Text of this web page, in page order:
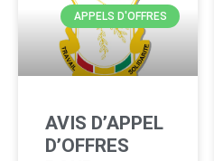
APPELS D'OFFRES
AVIS D’APPEL
D’OFFRES